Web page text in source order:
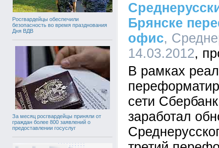
Росгвардейцы обеспечили
безопасность во время празднования
Дня ВДВ
За месяц росгвардейцы приняли от
граждан более 800 заявлений о
предоставлении госуслуг
Брянске
офис,
14.03.2012
В рамках
сети
заработал